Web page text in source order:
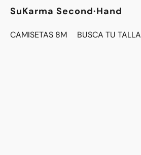
SuKarma Second·Hand
CAMISETAS 8M BUSCA TU TALLA